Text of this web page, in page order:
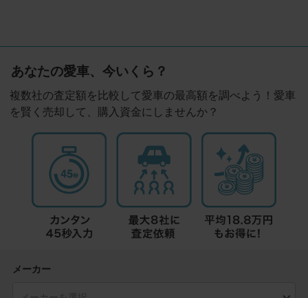
あなたの愛車、今いくら？
複数社の査定額を比較して愛車の最高額を調べよう！愛車
を賢く売却して、購入資金にしませんか？
メーカー